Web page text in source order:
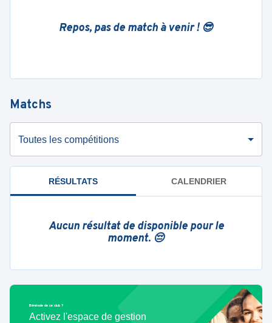
Repos, pas de match à venir ! 😎
Matchs
Toutes les compétitions
RÉSULTATS CALENDRIER
Aucun résultat de disponible pour le
moment. 😔
Bénévole de ce club ?
Activez l'espace de gestion